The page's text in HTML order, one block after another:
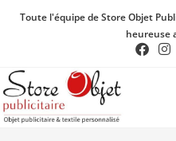
Toute l'équipe de Store Objet
heureuse